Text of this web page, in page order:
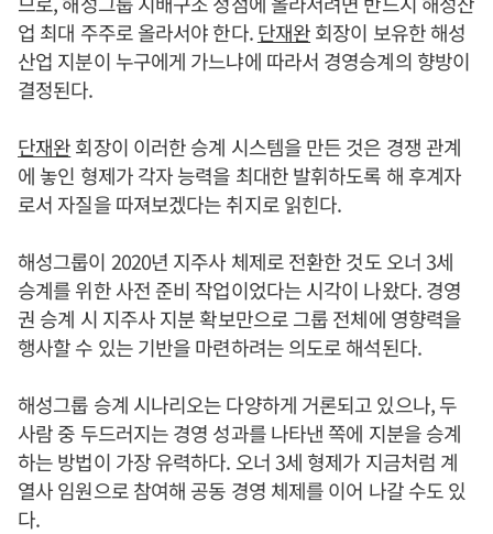
업 최대 주주로 올라서야 한다.단재완회장이 보유한 해성
산업 지분이 누구에게 가느냐에 따라서 경영승계의 향방이
결정된다.
단재완회장이 이러한 승계 시스템을 만든 것은 경쟁 관계
에 놓인 형제가 각자 능력을 최대한 발휘하도록 해 후계자
로서 자질을 따져보겠다는 취지로 읽힌다.
해성그룹이 2020년 지주사 체제로 전환한 것도 오너 3세
승계를 위한 사전 준비 작업이었다는 시각이 나왔다. 경영
권 승계 시 지주사 지분 확보만으로 그룹 전체에 영향력을
행사할 수 있는 기반을 마련하려는 의도로 해석된다.
해성그룹 승계 시나리오는 다양하게 거론되고 있으나, 두
사람 중 두드러지는 경영 성과를 나타낸 쪽에 지분을 승계
하는 방법이 가장 유력하다. 오너 3세 형제가 지금처럼 계
열사 임원으로 참여해 공동 경영 체제를 이어 나갈 수도 있
다.